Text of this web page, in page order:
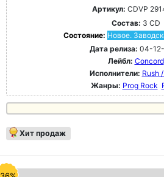
Артикул: CDVP
Состав: 3 CD
Состояние: Новое.
Дата релиза: 04-
Лейбл: Concord
Исполнители: Rush
Жанры: Prog Rock
Хит продаж